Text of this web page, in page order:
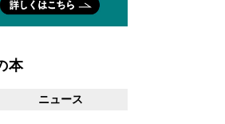
本
ニュース